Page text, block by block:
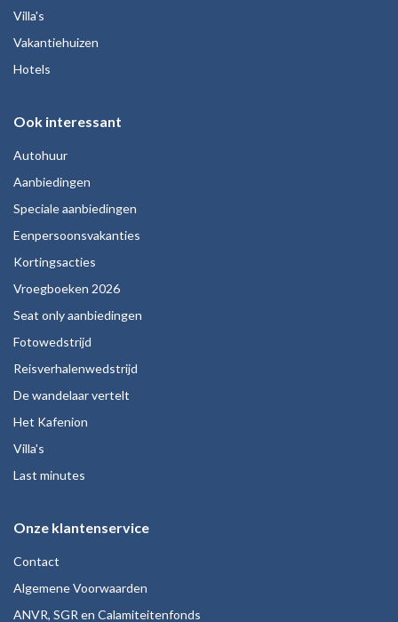
Villa's
Vakantiehuizen
Hotels
Ook interessant
Autohuur
Aanbiedingen
Speciale aanbiedingen
Eenpersoonsvakanties
Kortingsacties
Vroegboeken 2026
Seat only aanbiedingen
Fotowedstrijd
Reisverhalenwedstrijd
De wandelaar vertelt
Het Kafenion
Villa's
Last minutes
Onze klantenservice
Contact
Algemene Voorwaarden
ANVR, SGR en Calamiteitenfonds